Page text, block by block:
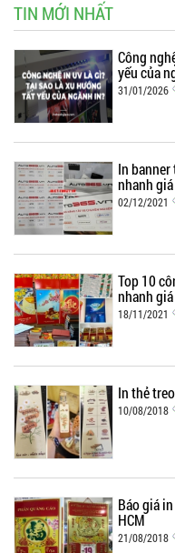
TIN MỚI NHẤT
Công
yếu của
31/01/2026
In
nhanh
02/12/2021
Top 10
nhanh
18/11/2021
In thẻ
10/08/2018
Báo giá
HCM
21/08/2018